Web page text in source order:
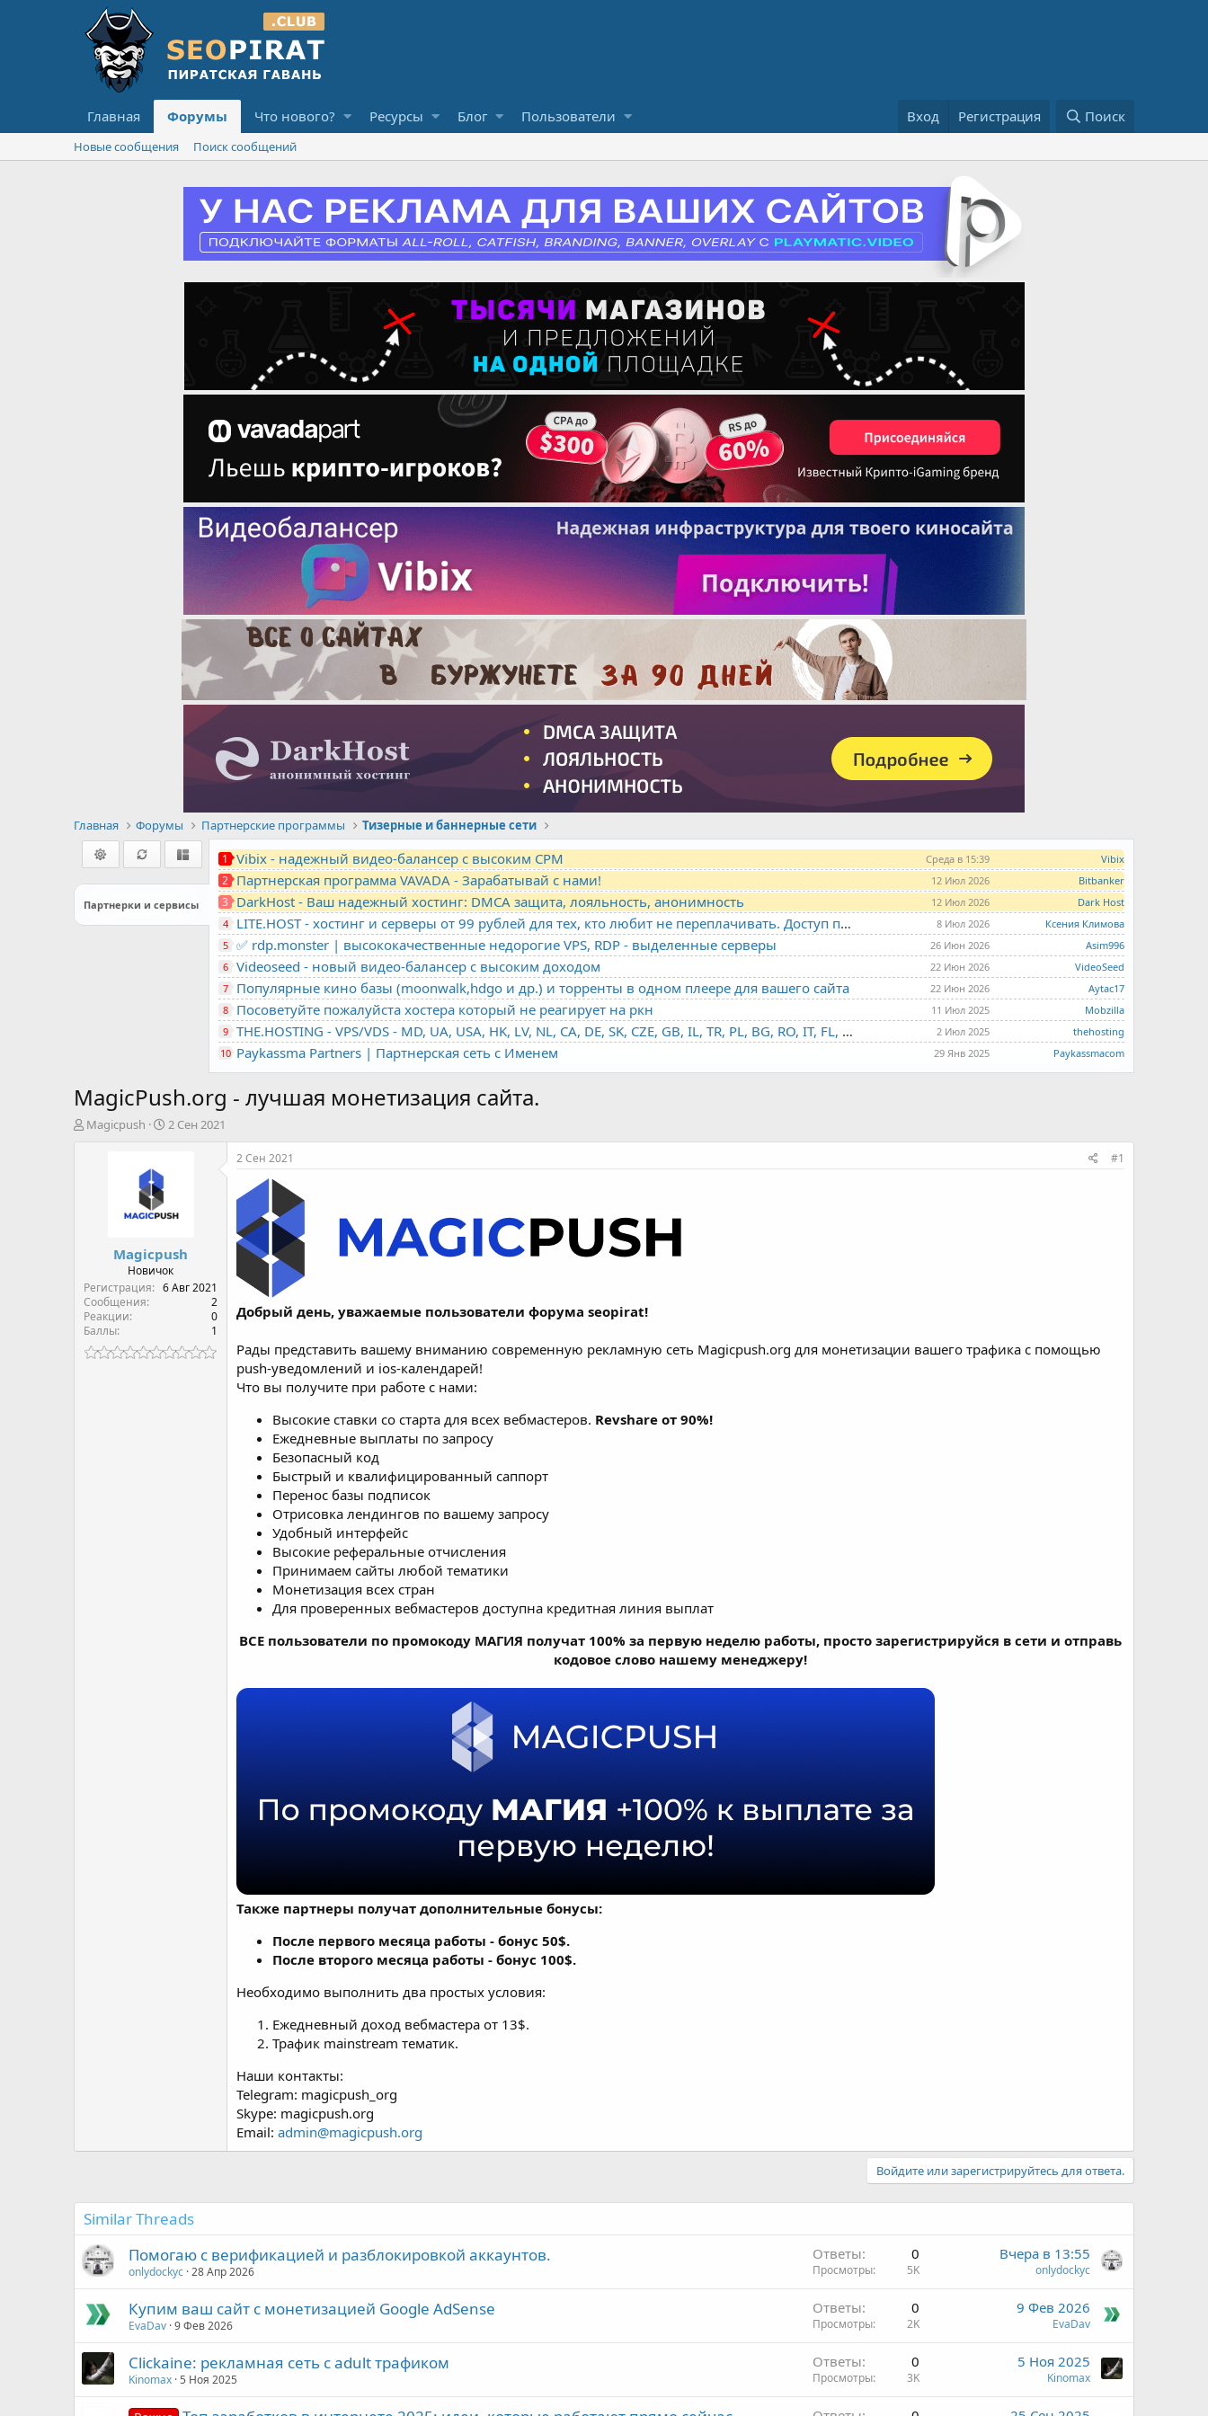
Главная Форумы Что нового? Ресурсы Блог Пользователи Вход Регистрация Поиск
Новые сообщения Поиск сообщений
Главная Форумы Партнерские программы Тизерные и баннерные сети
Партнерки и сервисы
1 Vibix - надежный видео-балансер с высоким CPM Среда в 15:39 Vibix
2 Партнерская программа VAVADA - Зарабатывай с нами! 12 Июл 2026 Bitbanker
3 DarkHost - Ваш надежный хостинг: DMCA защита, лояльность, анонимность 12 Июл 2026
Dark Host
4
LITE.HOST - хостинг и серверы от 99 рублей для тех, кто любит не переплачивать. Доступ по SSH, поддержка PHP, GIT, COMPOSER, сертификаты Let's Encrypt 8 Июл 2026
Ксения Климова
5
✅ rdp.monster | высококачественные недорогие VPS, RDP - выделенные серверы 26 Июн 2026
Asim996
6
Videoseed - новый видео-балансер с высоким доходом 22 Июн 2026
VideoSeed
7
Популярные кино базы (moonwalk,hdgo и др.) и торренты в одном плеере для вашего сайта 22 Июн 2026
Aytac17
8
Посоветуйте пожалуйста хостера который не реагирует на ркн 11 Июл 2025
Mobzilla
9
THE.HOSTING - VPS/VDS - MD, UA, USA, HK, LV, NL, CA, DE, SK, CZE, GB, IL, TR, PL, BG, RO, IT, FL, HU, PT. 2 Июл 2025
thehosting
10 Paykassma Partners | Партнерская сеть с Именем 29 Янв 2025 Paykassmacom
MagicPush.org - лучшая монетизация сайта.
А
Magicpush
Д
ч
л
а
2 Сен 2021
Magicpush
Новичок
Регистрация
6 Авг 2021
Сообщения
2
Реакции
0
Баллы
1
2 Сен 2021 #1
Добрый день, уважаемые пользователи форума seopirat!
Рады представить вашему вниманию современную рекламную сеть Magicpush.org для монетизации вашего трафика с помощью
push-уведомлений и ios-календарей!
Что вы получите при работе с нами:
Высокие ставки со старта для всех вебмастеров. Revshare от 90%!
Ежедневные выплаты по запросу
Безопасный код
Быстрый и квалифицированный саппорт
Перенос базы подписок
Отрисовка лендингов по вашему запросу
Удобный интерфейс
Высокие реферальные отчисления
Принимаем сайты любой тематики
Монетизация всех стран
Для проверенных вебмастеров доступна кредитная линия выплат
ВСЕ пользователи по промокоду МАГИЯ получат 100% за первую неделю работы, просто зарегистрируйся в сети и отправь
кодовое слово нашему менеджеру!
Также партнеры получат дополнительные бонусы:
После первого месяца работы - бонус 50$.
После второго месяца работы - бонус 100$.
Необходимо выполнить два простых условия:
Ежедневный доход вебмастера от 13$.
Трафик mainstream тематик.
Наши контакты:
Telegram: magicpush_org
Skype: magicpush.org
Email: admin@magicpush.org
Войдите или зарегистрируйтесь для ответа.
Similar Threads
Помогаю с верификацией и разблокировкой аккаунтов.
onlydockyc 28 Апр 2026
Ответы 0
Просмотры 5K
Вчера в 13:55
onlydockyc
Купим ваш сайт с монетизацией Google AdSense
EvaDav 9 Фев 2026
Ответы 0
Просмотры 2K
9 Фев 2026
EvaDav
Clickaine: рекламная сеть с adult трафиком
Kinomax 5 Ноя 2025
Ответы 0
Просмотры 3K
5 Ноя 2025
Kinomax